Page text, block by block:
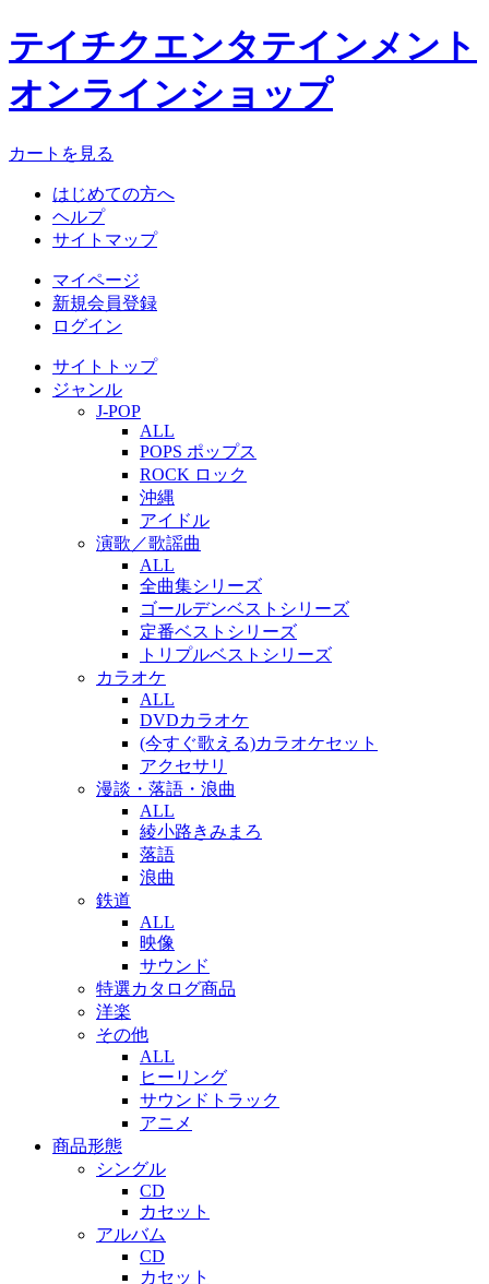
テイチクエンタテインメント
オンラインショップ
カートを見る
はじめての方へ
ヘルプ
サイトマップ
マイページ
新規会員登録
ログイン
サイトトップ
ジャンル
J-POP
ALL
POPS ポップス
ROCK ロック
沖縄
アイドル
演歌／歌謡曲
ALL
全曲集シリーズ
ゴールデンベストシリーズ
定番ベストシリーズ
トリプルベストシリーズ
カラオケ
ALL
DVDカラオケ
(今すぐ歌える)カラオケセット
アクセサリ
漫談・落語・浪曲
ALL
綾小路きみまろ
落語
浪曲
鉄道
ALL
映像
サウンド
特選カタログ商品
洋楽
その他
ALL
ヒーリング
サウンドトラック
アニメ
商品形態
シングル
CD
カセット
アルバム
CD
カセット